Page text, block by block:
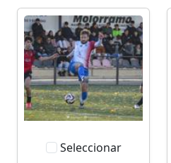
Seleccionar